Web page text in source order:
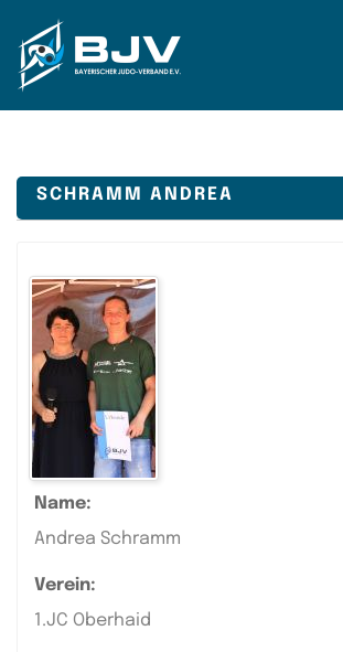
Zum Hauptinhalt springen
SCHRAMM ANDREA
Name:
Andrea Schramm
Verein:
1.JC Oberhaid